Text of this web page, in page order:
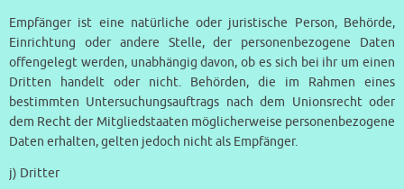
Empfänger ist eine natürliche oder juristische Person, Behörde,
Einrichtung oder andere Stelle, der personenbezogene Daten
offengelegt werden, unabhängig davon, ob es sich bei ihr um einen
Dritten handelt oder nicht. Behörden, die im Rahmen eines
bestimmten Untersuchungsauftrags nach dem Unionsrecht oder
dem Recht der Mitgliedstaaten möglicherweise personenbezogene
Daten erhalten, gelten jedoch nicht als Empfänger.
j) Dritter